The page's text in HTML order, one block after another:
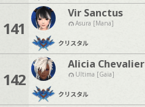
141
Vir Sanctus
Asura [Mana]
クリスタル
142
Alicia Chevalier
Ultima [Gaia]
クリスタル